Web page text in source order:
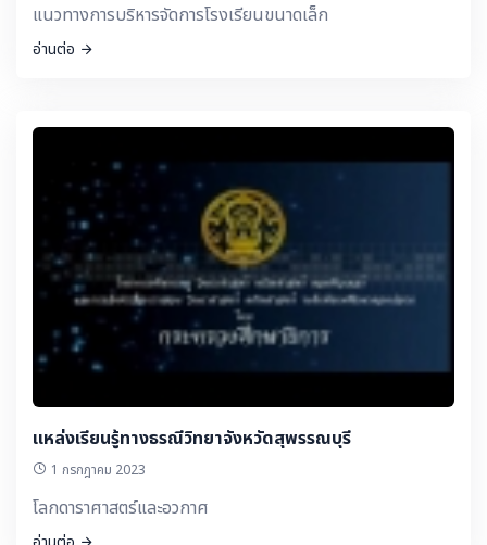
แนวทางการบริหารจัดการโรงเรียนขนาดเล็ก
อ่านต่อ
แหล่งเรียนรู้ทางธรณีวิทยาจังหวัดสุพรรณบุรี
1 กรกฎาคม 2023
โลกดาราศาสตร์และอวกาศ